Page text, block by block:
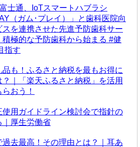
士通、IoTスマートハブラシ
（ガム･プレイ）」と歯科医院向
を連携させた先進予防歯科サー
積極的な予防歯科から始まる #健
指す
も！ふるさと納税を最もお得に
｜「楽天ふるさと納税」を活用
おう！
用ガイドライン検討会で指針の
｜厚生労働省
去最高！その理由とは？｜耳あ